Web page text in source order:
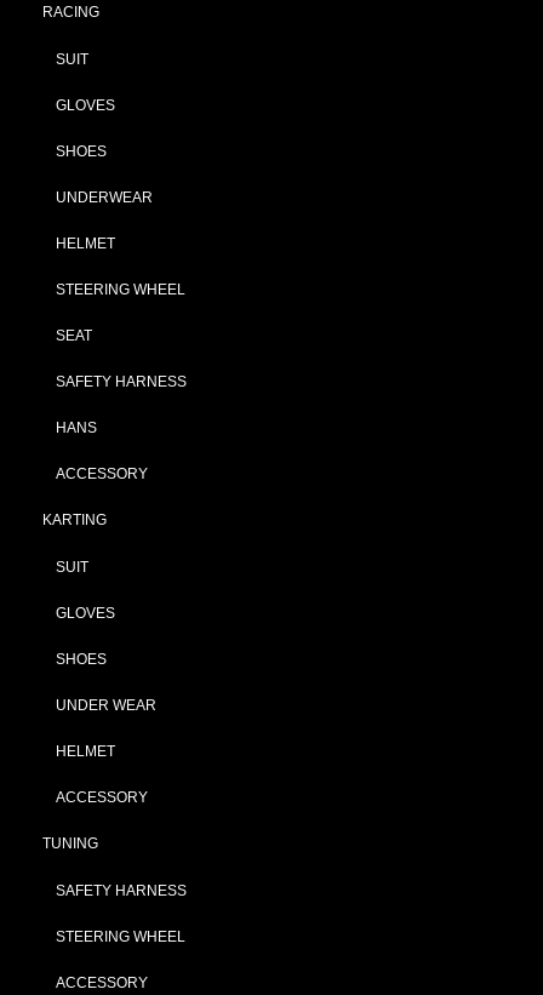
RACING
SUIT
GLOVES
SHOES
UNDERWEAR
HELMET
STEERING WHEEL
SEAT
SAFETY HARNESS
HANS
ACCESSORY
KARTING
SUIT
GLOVES
SHOES
UNDER WEAR
HELMET
ACCESSORY
TUNING
SAFETY HARNESS
STEERING WHEEL
ACCESSORY